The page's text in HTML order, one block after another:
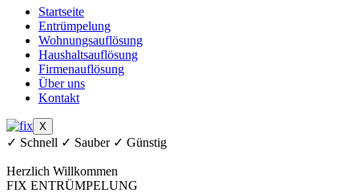
Startseite
Entrümpelung
Wohnungsauflösung
Haushaltsauflösung
Firmenauflösung
Über uns
Kontakt
X
✓ Schnell ✓ Sauber ✓ Günstig
Herzlich Willkommen
FIX ENTRÜMPELUNG